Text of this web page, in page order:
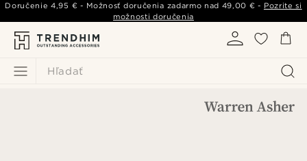
Hľadať
Doručenie4,95 € - Možnosť doručenia zadarmo nad 49,00 € - Pozrite si
možnosti doručenia